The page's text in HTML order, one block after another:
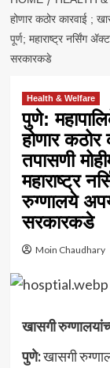
होणार कठोर कारवाई ;
पूर्ण; महाराष्ट्र नर्सिंग
सरकारकडे
Health & Welfare
पुणे:
होणार कठोर
तपासणी
महाराष्ट्र
रुग्णालये
सरकारकडे
Moin Chaudhary
खासगी
पुणे:खासगी